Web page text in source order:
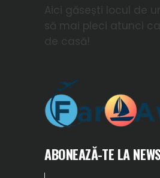
Aici găsești locul de
să mai pleci atunci
de casă!
ABONEAZĂ-TE LA